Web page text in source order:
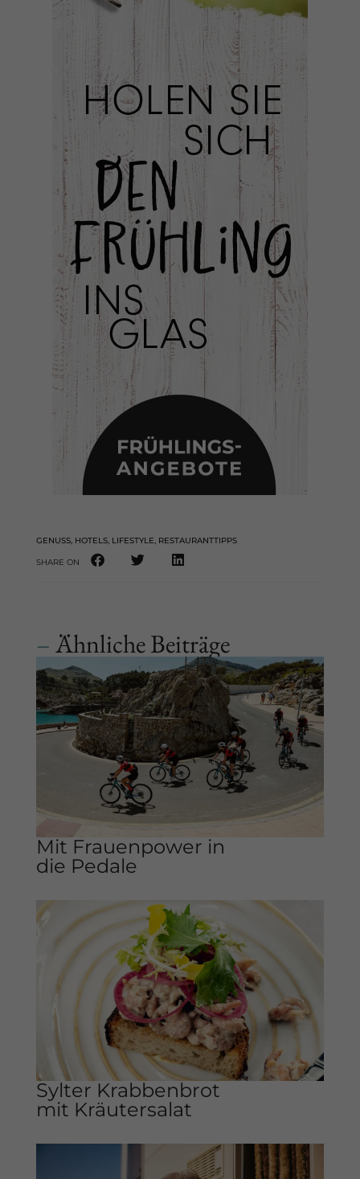
GENUSS, HOTELS, LIFESTYLE, RESTAURANTTIPPS
SHARE ON
–Ähnliche Beiträge
Mit Frauenpower in
die Pedale
Sylter Krabbenbrot
mit Kräutersalat
Datenschutzerklärung Impressum